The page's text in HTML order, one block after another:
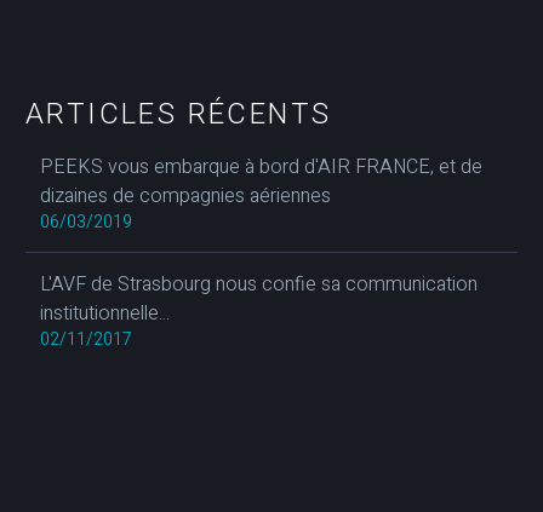
ARTICLES RÉCENTS
PEEKS vous embarque à bord d'AIR FRANCE, et de
dizaines de compagnies aériennes
06/03/2019
L'AVF de Strasbourg nous confie sa communication
institutionnelle...
02/11/2017